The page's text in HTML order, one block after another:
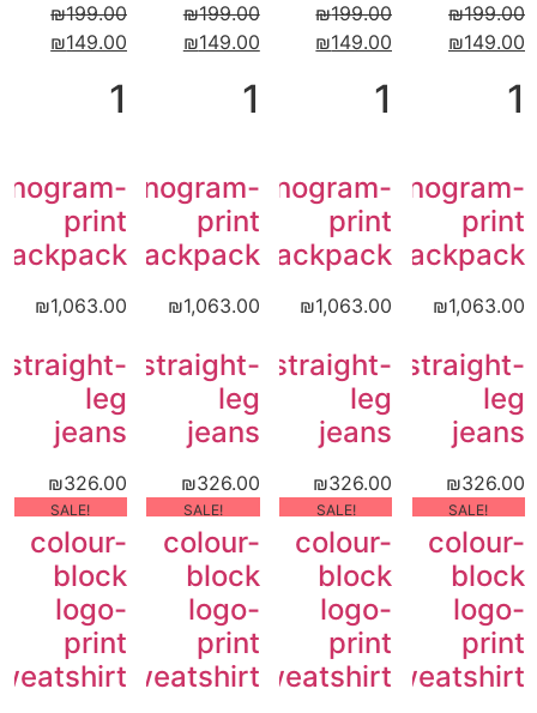
₪199.00
₪149.00
1
Monogram-
print
backpack
₪1,063.00
straight-
leg
jeans
₪326.00
!SALE
colour-
block
logo-
print
sweatshirt
₪199.00
₪149.00
1
Monogram-
print
backpack
₪1,063.00
straight-
leg
jeans
₪326.00
!SALE
colour-
block
logo-
print
sweatshirt
₪199.00
₪149.00
1
Monogram-
print
backpack
₪1,063.00
straight-
leg
jeans
₪326.00
!SALE
colour-
block
logo-
print
sweatshirt
₪199.00
₪149.00
1
print
₪1,063.00
straight-
leg
jeans
₪326.00
!SALE
colour-
block
logo-
print